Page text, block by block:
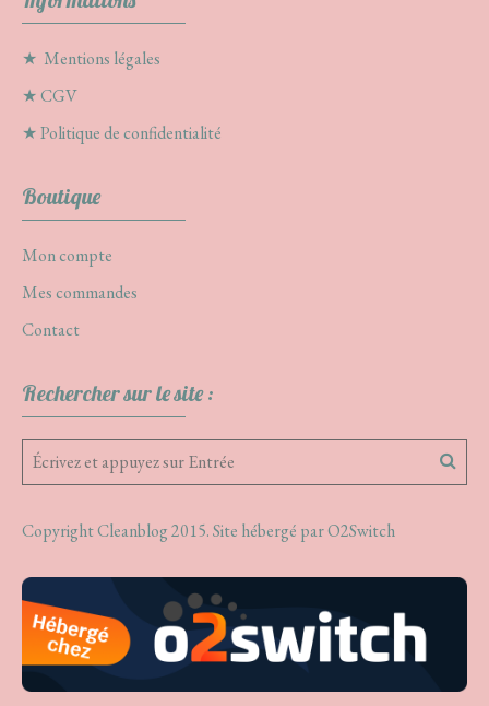
★ Mentions légales
★CGV
★Politique de confidentialité
Boutique
Mon compte
Mes commandes
Contact
Rechercher sur le site :
Copyright Cleanblog 2015. Site hébergé parO2Switch